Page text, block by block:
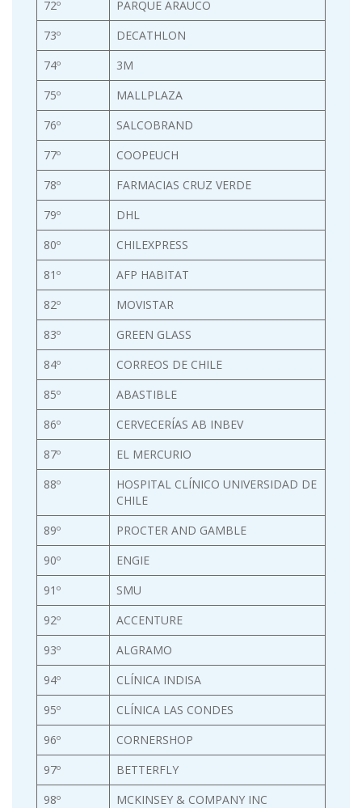
72º
PARQUE ARAUCO
73º
DECATHLON
74º
3M
75º
MALLPLAZA
76º
SALCOBRAND
77º
COOPEUCH
78º
FARMACIAS CRUZ VERDE
79º
DHL
80º
CHILEXPRESS
81º
AFP HABITAT
82º
MOVISTAR
83º
GREEN GLASS
84º
CORREOS DE CHILE
85º
ABASTIBLE
86º
CERVECERÍAS AB INBEV
87º
EL MERCURIO
88º
HOSPITAL CLÍNICO UNIVERSIDAD DE
CHILE
89º
PROCTER AND GAMBLE
90º
ENGIE
91º
SMU
92º
ACCENTURE
93º
ALGRAMO
94º
CLÍNICA INDISA
95º
CLÍNICA LAS CONDES
96º
CORNERSHOP
97º
BETTERFLY
98º
MCKINSEY & COMPANY INC